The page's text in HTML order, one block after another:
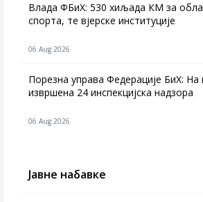
Влада ФБиХ: 530 хиљада КМ за
спорта, те вјерске институције
06 Aug 2026
Порезна управа Федерације БиХ: На
извршена 24 инспекцијска надзора
06 Aug 2026
Јавне набавке